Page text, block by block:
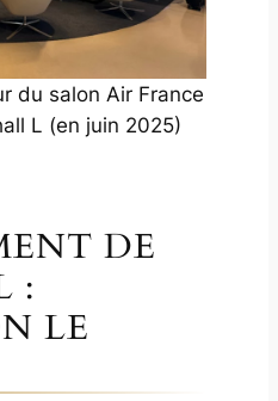
du salon Air France
L (en juin 2025)
DE
:
LE